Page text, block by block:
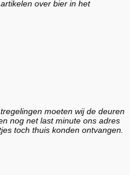
over bier in het
moeten wij de deuren
nog net last minute ons adres
toch thuis konden ontvangen.